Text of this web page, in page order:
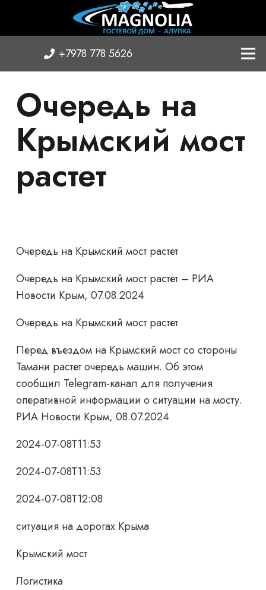
+7978 778 5626
Очередь на
Крымский мост
растет
Очередь на Крымский мост растет
Очередь на Крымский мост растет – РИА
Новости Крым, 07.08.2024
Очередь на Крымский мост растет
Перед въездом на Крымский мост со стороны
Тамани растет очередь машин. Об этом
сообщил Telegram-канал для получения
оперативной информации о ситуации на мосту.
РИА Новости Крым, 08.07.2024
2024-07-08T11:53
2024-07-08T11:53
2024-07-08T12:08
ситуация на дорогах Крыма
Крымский мост
Логистика